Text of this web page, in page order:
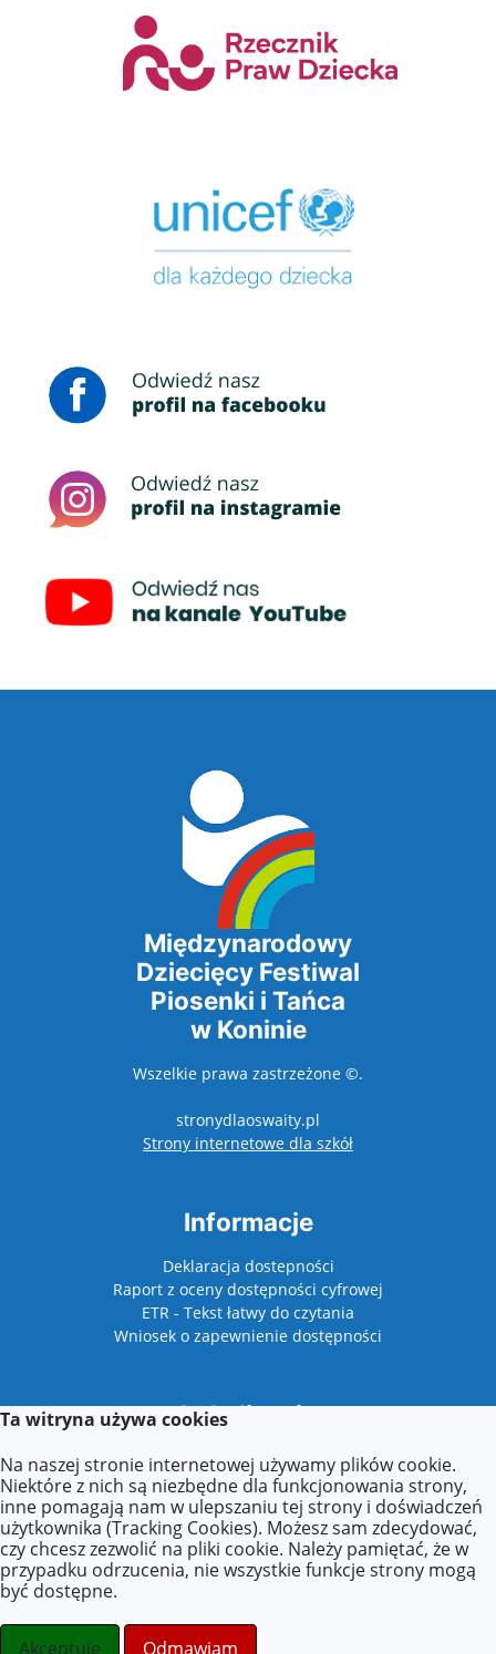
Międzynarodowy
Dziecięcy Festiwal
Piosenki i Tańca
w Koninie
Wszelkie prawa zastrzeżone ©.
stronydlaoswaity.pl
Strony internetowe dla szkółotwiera się w
Informacje
Deklaracja dostepności
Raport z oceny dostępności cyfrowej
ETR - Tekst łatwy do czytania
Wniosek o zapewnienie dostępności
Lokalizacja
Plac Niepodległości 1
62-510 Konin
Kontakt
E-mail:biuro@festiwaldzieciecy.pl
Ta witryna używa cookies
Na naszej stronie internetowej używamy plików cookie.
Niektóre z nich są niezbędne dla funkcjonowania strony,
inne pomagają nam w ulepszaniu tej strony i doświadczeń
użytkownika (Tracking Cookies). Możesz sam zdecydować,
czy chcesz zezwolić na pliki cookie. Należy pamiętać, że w
przypadku odrzucenia, nie wszystkie funkcje strony mogą
być dostępne.
Akceptuje Odmawiam